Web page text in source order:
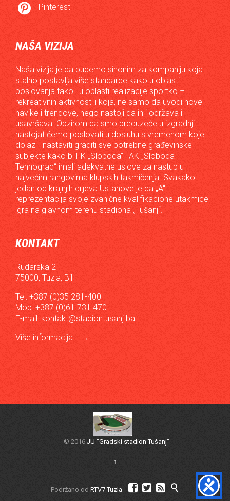
 Pinterest
NAŠA VIZIJA
Naša vizija je da budemo sinonim za kompaniju koja
stalno postavlja više standarde kako u oblasti
poslovanja tako i u oblasti realizacije sportko –
rekreativnih aktivnosti i koja, ne samo da uvodi nove
navike i trendove, nego nastoji da ih i održava i
usavršava. Obzirom da smo preduzeće u izgradnji
nastojat ćemo poslovati u dosluhu s vremenom koje
dolazi i nastaviti graditi sve potrebne građevinske
subjekte kako bi FK „Sloboda“ i AK „Sloboda -
Tehnograd“ imali adekvatne uslove za nastup u
najvećim rangovima klupskih takmičenja. Svakako
jedan od krajnjih ciljeva Ustanove je da „A“
reprezentacija svoje zvanične kvalifikacione utakmice
igra na glavnom terenu stadiona „Tušanj“.
KONTAKT
Rudarska 2
75000, Tuzla, BiH
Tel: +387 (0)35 281-400
Mob: +387 (0)61 731 470
E-mail: kontakt@stadiontusanj.ba
Više informacija...
→
© 2016 JU "Gradski stadion Tušanj"
↑
Podržano od RTV7 Tuzla    